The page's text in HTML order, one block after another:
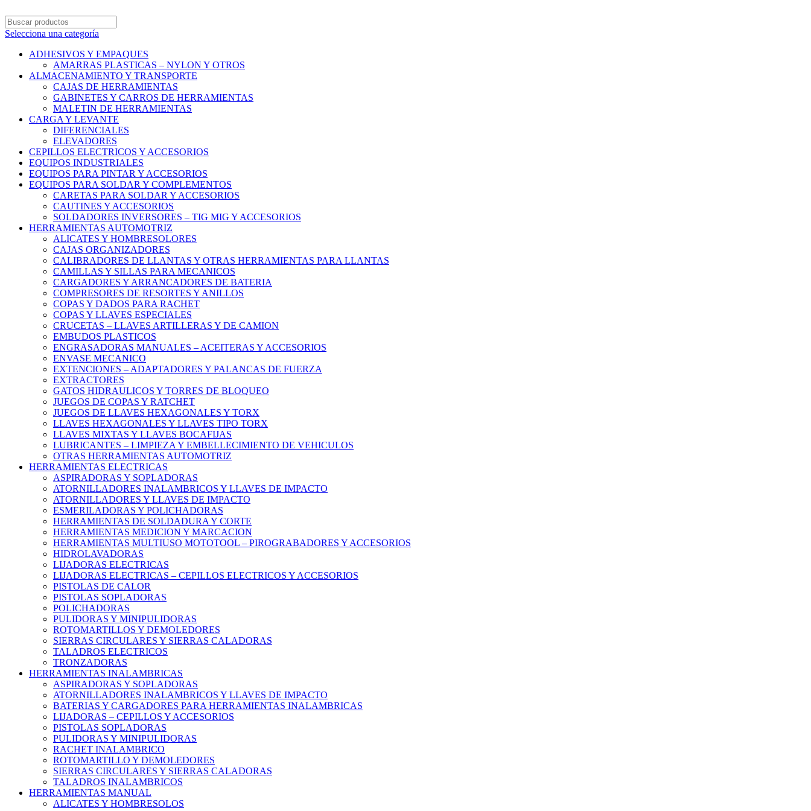
Selecciona una categoría
ADHESIVOS Y EMPAQUES
AMARRAS PLASTICAS – NYLON Y OTROS
ALMACENAMIENTO Y TRANSPORTE
CAJAS DE HERRAMIENTAS
GABINETES Y CARROS DE HERRAMIENTAS
MALETIN DE HERRAMIENTAS
CARGA Y LEVANTE
DIFERENCIALES
ELEVADORES
CEPILLOS ELECTRICOS Y ACCESORIOS
EQUIPOS INDUSTRIALES
EQUIPOS PARA PINTAR Y ACCESORIOS
EQUIPOS PARA SOLDAR Y COMPLEMENTOS
CARETAS PARA SOLDAR Y ACCESORIOS
CAUTINES Y ACCESORIOS
SOLDADORES INVERSORES – TIG MIG Y ACCESORIOS
HERRAMIENTAS AUTOMOTRIZ
ALICATES Y HOMBRESOLORES
CAJAS ORGANIZADORES
CALIBRADORES DE LLANTAS Y OTRAS HERRAMIENTAS PARA LLANTAS
CAMILLAS Y SILLAS PARA MECANICOS
CARGADORES Y ARRANCADORES DE BATERIA
COMPRESORES DE RESORTES Y ANILLOS
COPAS Y DADOS PARA RACHET
COPAS Y LLAVES ESPECIALES
CRUCETAS – LLAVES ARTILLERAS Y DE CAMION
EMBUDOS PLASTICOS
ENGRASADORAS MANUALES – ACEITERAS Y ACCESORIOS
ENVASE MECANICO
EXTENCIONES – ADAPTADORES Y PALANCAS DE FUERZA
EXTRACTORES
GATOS HIDRAULICOS Y TORRES DE BLOQUEO
JUEGOS DE COPAS Y RATCHET
JUEGOS DE LLAVES HEXAGONALES Y TORX
LLAVES HEXAGONALES Y LLAVES TIPO TORX
LLAVES MIXTAS Y LLAVES BOCAFIJAS
LUBRICANTES – LIMPIEZA Y EMBELLECIMIENTO DE VEHICULOS
OTRAS HERRAMIENTAS AUTOMOTRIZ
HERRAMIENTAS ELECTRICAS
ASPIRADORAS Y SOPLADORAS
ATORNILLADORES INALAMBRICOS Y LLAVES DE IMPACTO
ATORNILLADORES Y LLAVES DE IMPACTO
ESMERILADORAS Y POLICHADORAS
HERRAMIENTAS DE SOLDADURA Y CORTE
HERRAMIENTAS MEDICION Y MARCACION
HERRAMIENTAS MULTIUSO MOTOTOOL – PIROGRABADORES Y ACCESORIOS
HIDROLAVADORAS
LIJADORAS ELECTRICAS
LIJADORAS ELECTRICAS – CEPILLOS ELECTRICOS Y ACCESORIOS
PISTOLAS DE CALOR
PISTOLAS SOPLADORAS
POLICHADORAS
PULIDORAS Y MINIPULIDORAS
ROTOMARTILLOS Y DEMOLEDORES
SIERRAS CIRCULARES Y SIERRAS CALADORAS
TALADROS ELECTRICOS
TRONZADORAS
HERRAMIENTAS INALAMBRICAS
ASPIRADORAS Y SOPLADORAS
ATORNILLADORES INALAMBRICOS Y LLAVES DE IMPACTO
BATERIAS Y CARGADORES PARA HERRAMIENTAS INALAMBRICAS
LIJADORAS – CEPILLOS Y ACCESORIOS
PISTOLAS SOPLADORAS
PULIDORAS Y MINIPULIDORAS
RACHET INALAMBRICO
ROTOMARTILLO Y DEMOLEDORES
SIERRAS CIRCULARES Y SIERRAS CALADORAS
TALADROS INALAMBRICOS
HERRAMIENTAS MANUAL
ALICATES Y HOMBRESOLOS